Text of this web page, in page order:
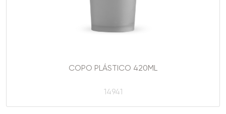
COPO PLÁSTICO 420ML
14941